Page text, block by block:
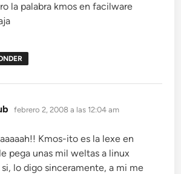
la palabra kmos en facilware
dice:
febrero 2, 2008 a las 12:04 am
Kmos-ito es la lexe en
pega unas mil weltas a linux
si, lo digo sinceramente, a mi me